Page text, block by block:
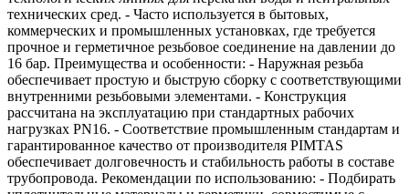
технических сред. - Часто используется в бытовых,
коммерческих и промышленных установках, где требуется
прочное и герметичное резьбовое соединение на давлении до
16 бар. Преимущества и особенности: - Наружная резьба
обеспечивает простую и быструю сборку с соответствующими
внутренними резьбовыми элементами. - Конструкция
рассчитана на эксплуатацию при стандартных рабочих
нагрузках PN16. - Соответствие промышленным стандартам и
гарантированное качество от производителя PIMTAS
обеспечивает долговечность и стабильность работы в составе
трубопровода. Рекомендации по использованию: - Подбирать